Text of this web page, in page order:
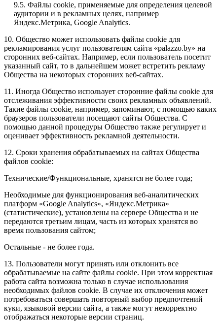
9.5. Файлы cookie, применяемые для определения целевой
аудитории и в рекламных целях, например
Яндекс.Метрика, Google Analytics.
10. Общество может использовать файлы cookie для
рекламирования услуг пользователям сайта «palazzo.by» на
сторонних веб-сайтах. Например, если пользователь посетит
указанный сайт, то в дальнейшем может встретить рекламу
Общества на некоторых сторонних веб-сайтах.
11. Иногда Общество использует сторонние файлы cookie для
отслеживания эффективности своих рекламных объявлений.
Такие файлы cookie, например, запоминают, с помощью каких
браузеров пользователи посещают сайты Общества. С
помощью данной процедуры Общество также регулирует и
оценивает эффективность рекламной деятельности.
12. Сроки хранения обрабатываемых на сайтах Общества
файлов cookie:
Технические/Функциональные, хранятся не более года;
Необходимые для функционирования веб-аналитических
платформ «Google Analytics», «Яндекс.Метрика»
(статистические), установлены на сервере Общества и не
передаются третьим лицам, часть из которых хранятся во
время пользования сайтом;
Остальные - не более года.
13. Пользователи могут принять или отклонить все
обрабатываемые на сайте файлы cookie. При этом корректная
работа сайта возможна только в случае использования
необходимых файлов cookie. В случае их отключения может
потребоваться совершать повторный выбор предпочтений
куки, языковой версии сайта, а также могут некорректно
отображаться некоторые версии страниц.